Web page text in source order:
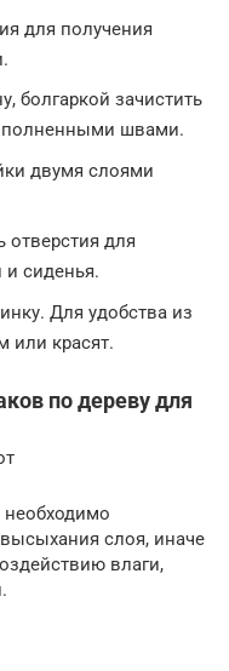
для получения
болгаркой зачистить
швами.
двумя слоями
отверстия для
и сиденья.
Для удобства из
или красят.
по дереву для
слоя, иначе
влаги,